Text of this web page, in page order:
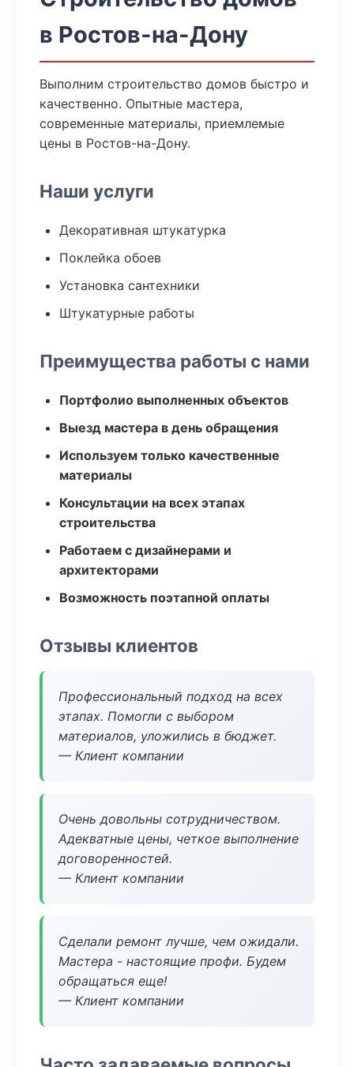
в Ростов-на-Дону
Выполним строительство домов быстро и
качественно. Опытные мастера,
современные материалы, приемлемые
цены в Ростов-на-Дону.
Наши услуги
Декоративная штукатурка
Поклейка обоев
Установка сантехники
Штукатурные работы
Преимущества работы с нами
Портфолио выполненных объектов
Выезд мастера в день обращения
Используем только качественные
материалы
Консультации на всех этапах
строительства
Работаем с дизайнерами и
архитекторами
Возможность поэтапной оплаты
Отзывы клиентов
Профессиональный подход на всех
этапах. Помогли с выбором
материалов, уложились в бюджет.
— Клиент компании
Очень довольны сотрудничеством.
Адекватные цены, четкое выполнение
договоренностей.
— Клиент компании
Сделали ремонт лучше, чем ожидали.
Мастера - настоящие профи. Будем
обращаться еще!
— Клиент компании